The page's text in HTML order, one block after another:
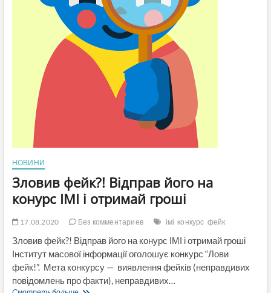
НОВИНИ
Зловив фейк?! Відправ його на
конурс ІМІ і отримай гроші
17.08.2020 Без комментариев імі конкурс фейк
Зловив фейк?! Відправ його на конурс ІМІ і отримай гроші
Інститут масової інформації оголошує конкурс “Лови
фейк!”. Мета конкурсу — виявлення фейків (неправдивих
повідомлень про факти), неправдивих…